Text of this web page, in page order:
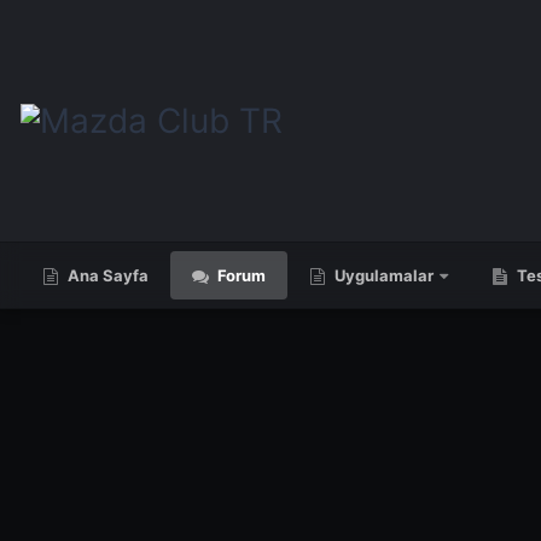
Ana Sayfa Forum Uygulamalar